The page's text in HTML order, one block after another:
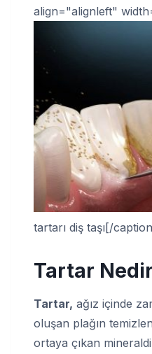
align="alignleft"
tartarı diş taşı[/
Tartar Nedir
Tartar, ağız içinde
oluşan plağın
ortaya çıkan